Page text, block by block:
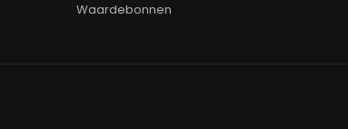
Waardebonnen